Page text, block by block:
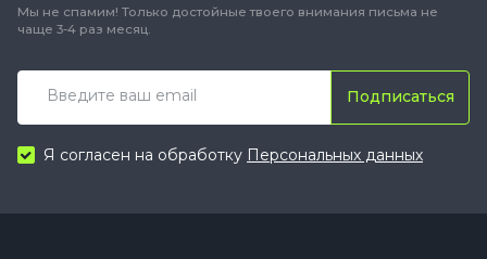
Мы не спамим! Только достойные твоего внимания письма не
чаще 3-4 раз месяц.
Подписаться
Я согласен на обработку Персональных данных